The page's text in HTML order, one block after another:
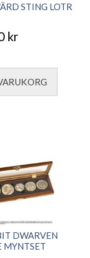
STING LOTR
kr
DWARVEN
MYNTSET